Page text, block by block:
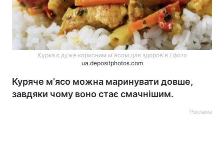
Курка є дуже корисним мʼясом для здоровʼя / фото
ua.depositphotos.com
Куряче мʼясо можна маринувати довше,
завдяки чому воно стає смачнішим.
Реклама